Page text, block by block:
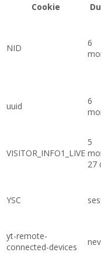
Cookie
NID
6
uuid
6
VISITOR_INFO1_LIVE
5
27
YSC
yt-remote-
connected-devices